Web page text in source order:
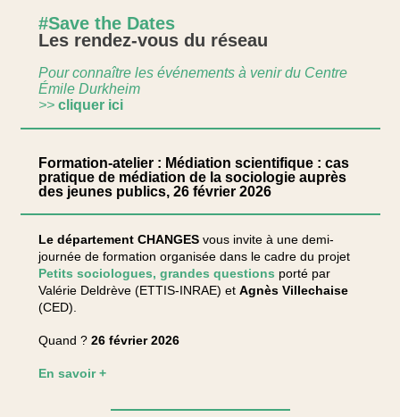
#Save the Dates
Les rendez-vous du réseau
Pour connaître les événements à venir du Centre
Émile Durkheim
>> cliquer ici
Formation-atelier : Médiation scientifique : cas
pratique de médiation de la sociologie auprès
des jeunes publics, 26 février 2026
Le département CHANGES vous invite à une demi-
journée de formation organisée dans le cadre du projet
Petits sociologues, grandes questions porté par
Valérie Deldrève (ETTIS-INRAE) et Agnès Villechaise
(CED).
Quand ? 26 février 2026
En savoir +